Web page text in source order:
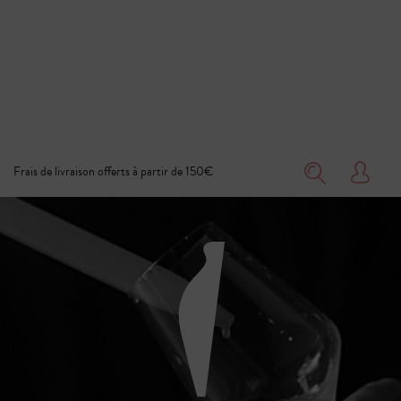
Frais de livraison offerts à partir de 150€